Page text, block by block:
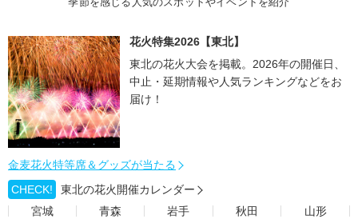
花火特集2026【東北】
東北の花火大会を掲載。2026年の開催日、
中止・延期情報や人気ランキングなどをお
届け！
金麦花火特等席＆グッズが当たる
CHECK!
東北の花火開催カレンダー
宮城
青森 岩手 秋田
山形